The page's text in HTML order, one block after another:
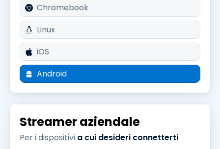
Chromebook
Linux
iOS
Android
Streamer aziendale
Per i dispositivi a cui desideri connetterti.